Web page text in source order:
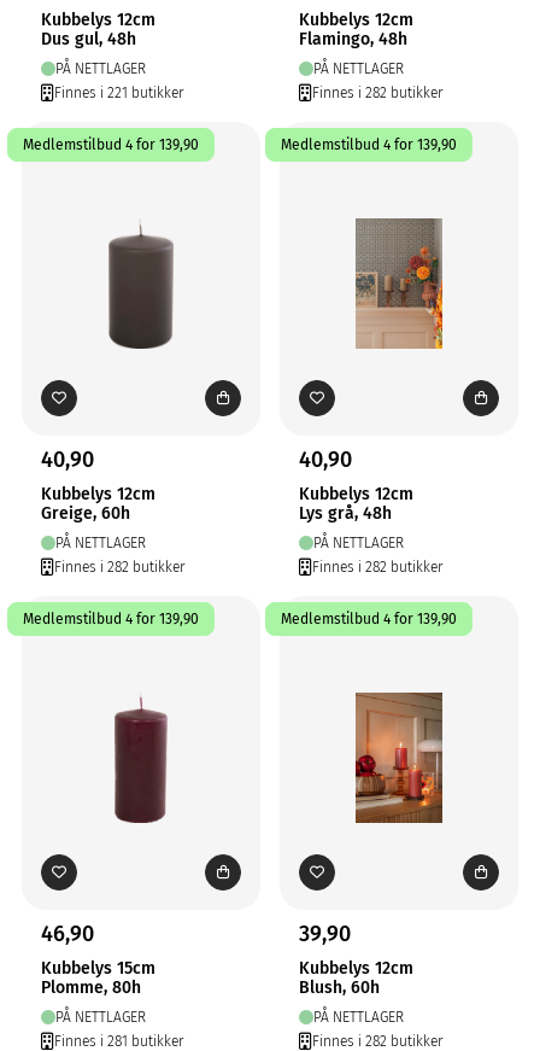
Kubbelys 12cm
Dus gul, 48h
PÅ NETTLAGER
Finnes i 221 butikker
Kubbelys 12cm
Flamingo, 48h
PÅ NETTLAGER
Finnes i 282 butikker
Medlemstilbud 4 for 139,90
40,90
Kubbelys 12cm
Greige, 60h
PÅ NETTLAGER
Finnes i 282 butikker
Medlemstilbud 4 for 139,90
40,90
Kubbelys 12cm
Lys grå, 48h
PÅ NETTLAGER
Finnes i 282 butikker
Medlemstilbud 4 for 139,90
46,90
Kubbelys 15cm
Plomme, 80h
PÅ NETTLAGER
Finnes i 281 butikker
Medlemstilbud 4 for 139,90
39,90
Kubbelys 12cm
Blush, 60h
PÅ NETTLAGER
Finnes i 282 butikker